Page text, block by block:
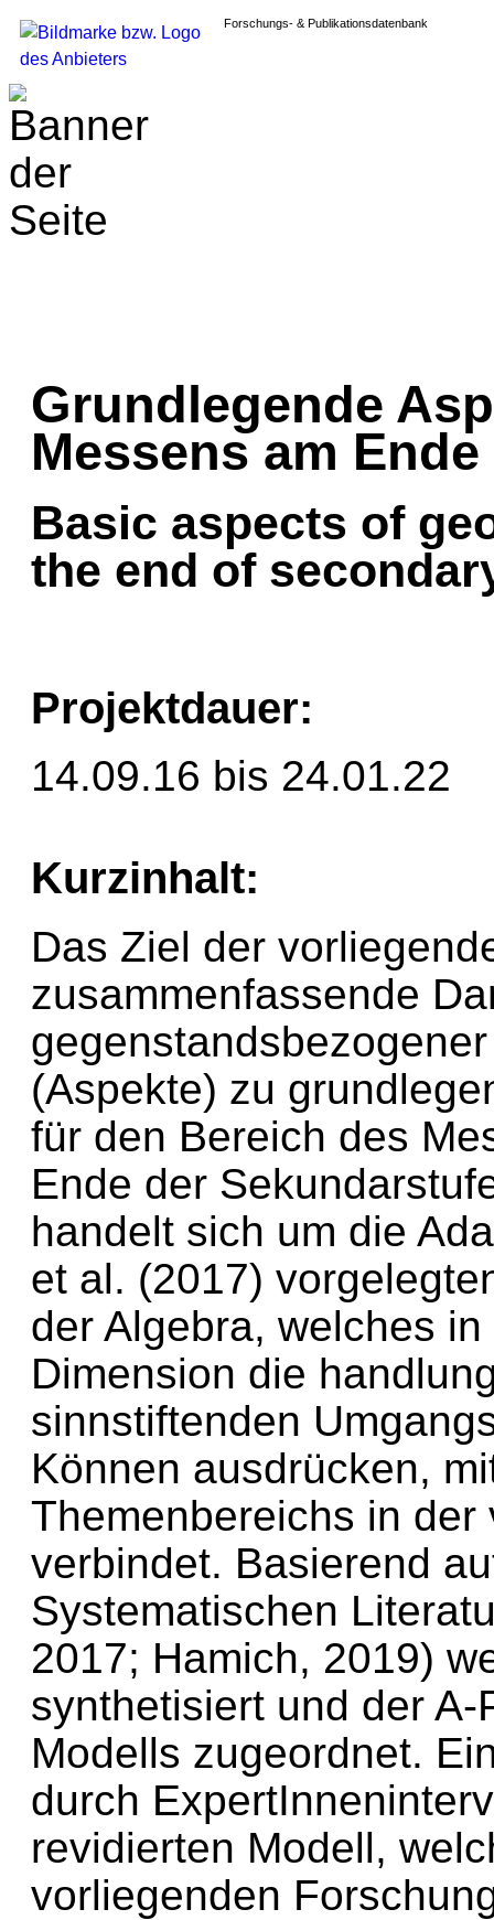
Forschungs- & Publikationsdatenbank
Grundlegende
Messens am
Basic aspects of
the end of
Projektdauer:
14.09.16 bis 24.01.22
Kurzinhalt:
Das Ziel der
zusammenfassende
(Aspekte) zu
für den Bereich des
Ende der
handelt sich um die
et al. (2017)
der Algebra, welches
Dimension die
sinnstiftenden
Können ausdrücken,
Themenbereichs in
verbindet. Basierend
Systematischen
2017; Hamich, 2019)
synthetisiert und der
Modells zugeordnet.
durch
revidierten Modell,
vorliegenden